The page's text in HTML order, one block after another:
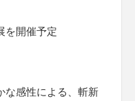
を開催予定
な感性による、斬新